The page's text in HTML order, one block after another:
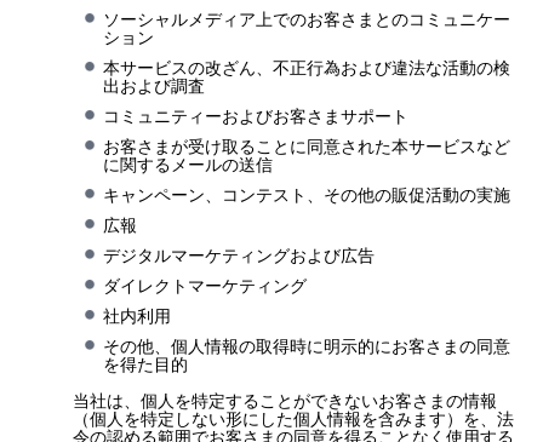
ソーシャルメディア上でのお客さまとのコミュニケー
ション
本サービスの改ざん、不正行為および違法な活動の検
出および調査
コミュニティーおよびお客さまサポート
お客さまが受け取ることに同意された本サービスなど
に関するメールの送信
キャンペーン、コンテスト、その他の販促活動の実施
広報
デジタルマーケティングおよび広告
ダイレクトマーケティング
社内利用
その他、個人情報の取得時に明示的にお客さまの同意
を得た目的
当社は、個人を特定することができないお客さまの情報
（個人を特定しない形にした個人情報を含みます）を、法
令の認める範囲でお客さまの同意を得ることなく使用する